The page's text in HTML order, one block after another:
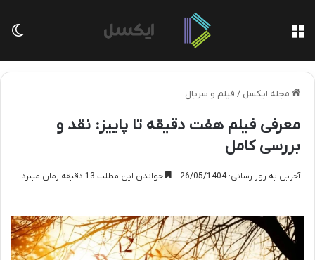
مجله ایکسل / فیلم و سریال
معرفی فیلم هفت دقیقه تا پاییز: نقد و
بررسی کامل
آخرین به روز رسانی: 26/05/1404 خواندن این مطلب 13 دقیقه زمان میبرد